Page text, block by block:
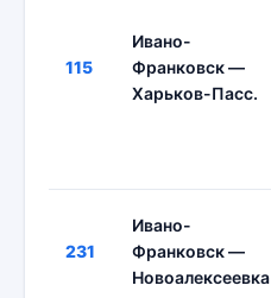
115
Ивано-
Франковск —
Харьков-Пасс.
231
Ивано-
Франковск —
Новоалексеевка